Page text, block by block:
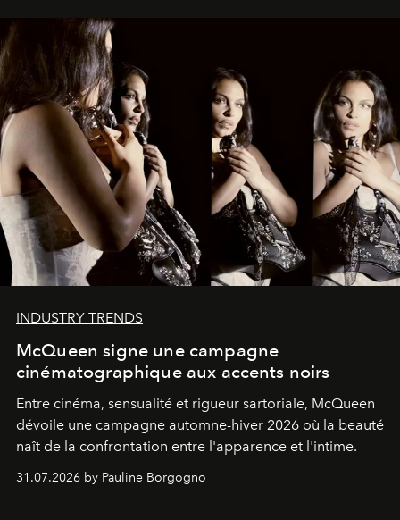
INDUSTRY TRENDS
McQueen signe une campagne
cinématographique aux accents noirs
Entre cinéma, sensualité et rigueur sartoriale, McQueen
dévoile une campagne automne-hiver 2026 où la beauté
naît de la confrontation entre l'apparence et l'intime.
31.07.2026 by Pauline Borgogno